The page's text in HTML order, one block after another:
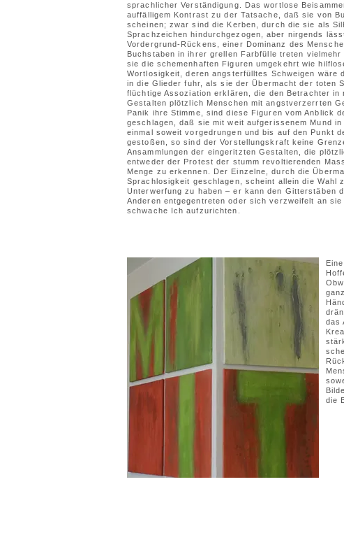
sprachlicher Verständigung. Das wortlose
auffälligem Kontrast zu der Tatsache, daß sie von
scheinen; zwar sind die Kerben, durch die sie als
Sprachzeichen hindurchgezogen, aber nirgends
Vordergrund-Rückens, einer Dominanz des
Buchstaben in ihrer grellen Farbfülle treten
sie die schemenhaften Figuren umgekehrt wie
Wortlosigkeit, deren angsterfülltes Schweigen wäre
in die Glieder fuhr, als sie der Übermacht der toten
flüchtige Assoziation erklären, die den Betrachter in
Gestalten plötzlich Menschen mit angstverzerrten
Panik ihre Stimme, sind diese Figuren vom Anblick
geschlagen, daß sie mit weit aufgerissenem Mund
einmal soweit vorgedrungen und bis auf den Punkt
gestoßen, so sind der Vorstellungskraft keine
Ansammlungen der eingeritzten Gestalten, die
entweder der Protest der stumm revoltierenden
Menge zu erkennen. Der Einzelne, durch die
Sprachlosigkeit geschlagen, scheint allein die Wahl
Unterwerfung zu haben – er kann den Gitterstäben
Anderen entgegentreten oder sich verzweifelt an sie
schwache Ich aufzurichten.
das
die